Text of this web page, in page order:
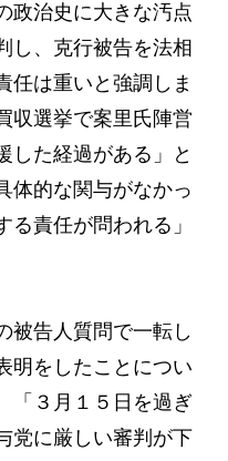
政治史に大きな汚点
し、克行被告を法相
任は重いと強調しま
収選挙で案里氏陣営
した経過がある」と
体的な関与がなかっ
責任が問われる」
告人質問で一転し
明をしたことについ
「３月１５日を過ぎ
党に厳しい審判が下